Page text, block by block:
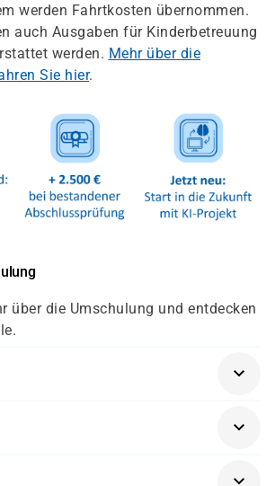
werden Fahrtkosten übernommen.
auch Ausgaben für Kinderbetreuung
werden. Mehr über die
Sie hier.
über die Umschulung und entdecken
gliedert sich nach der
abgeschlossener Ausbildung, die